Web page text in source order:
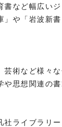
書など幅広い
」や「岩波新
芸術など様々
思想関連の書
社ライブラリ